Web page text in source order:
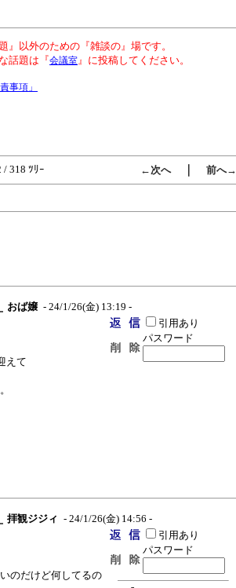
』以外のための『雑談の』場です。
話題は『会議室』に投稿してください。
責事項」
/ 318 ﾂﾘｰ ←次へ｜ 前へ→
おば嬢 - 24/1/26(金) 13:19 -
えて
引用あり
パスワード
拝観ジジィ - 24/1/26(金) 14:56 -
のだけど何してるの
引用あり
パスワード